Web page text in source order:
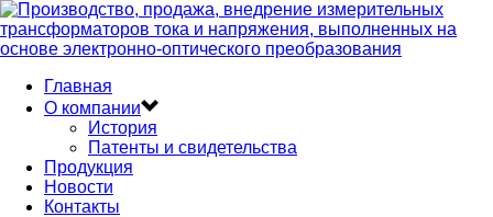
Главная
О компании
История
Патенты и свидетельства
Продукция
Новости
Контакты